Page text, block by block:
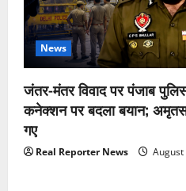
News
जंतर-मंतर विवाद पर पंजाब
कनेक्शन पर बदला बयान;
गए
Real Reporter News August